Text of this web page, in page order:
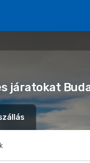
járatokat